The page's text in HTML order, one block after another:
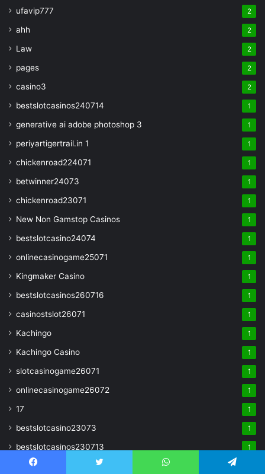
ufavip777 2
ahh 2
Law 2
pages 2
casino3 2
bestslotcasinos240714 1
generative ai adobe photoshop 3 1
periyartigertrail.in 1 1
chickenroad224071 1
betwinner24073 1
chickenroad23071 1
New Non Gamstop Casinos 1
bestslotcasino24074 1
onlinecasinogame25071 1
Kingmaker Casino 1
bestslotcasinos260716 1
casinostslot26071 1
Kachingo 1
Kachingo Casino 1
slotcasinogame26071 1
onlinecasinogame26072 1
17 1
bestslotcasino23073 1
bestslotcasinos230713 1
GamStop_casinos